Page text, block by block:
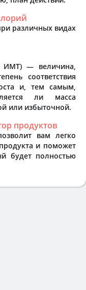
различных видах
ИМТ) — величина,
соответствия
и, тем самым,
ли масса
или избыточной.
продуктов
вам легко
и поможет
будет полностью